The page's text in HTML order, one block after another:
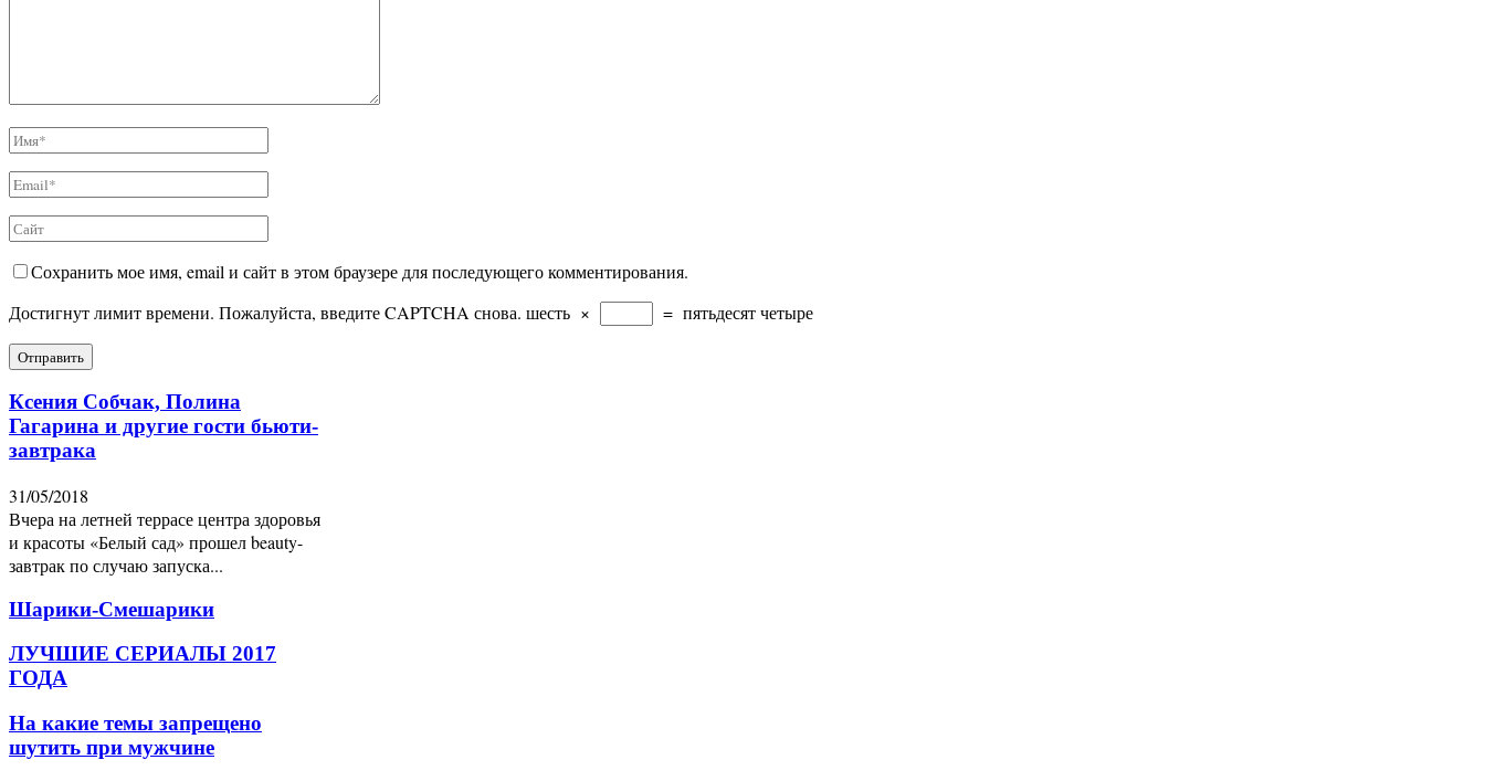
Сохранить мое имя, email и сайт в этом браузере для последующего комментирования.
Достигнут лимит времени. Пожалуйста, введите CAPTCHA снова. шесть × = пятьдесят четыре
Ксения Собчак, Полина
Гагарина и другие гости бьюти-
завтрака
31/05/2018
Вчера на летней террасе центра здоровья
и красоты «Белый сад» прошел beauty-
завтрак по случаю запуска...
Шарики-Смешарики
ЛУЧШИЕ СЕРИАЛЫ 2017
ГОДА
На какие темы запрещено
шутить при мужчине